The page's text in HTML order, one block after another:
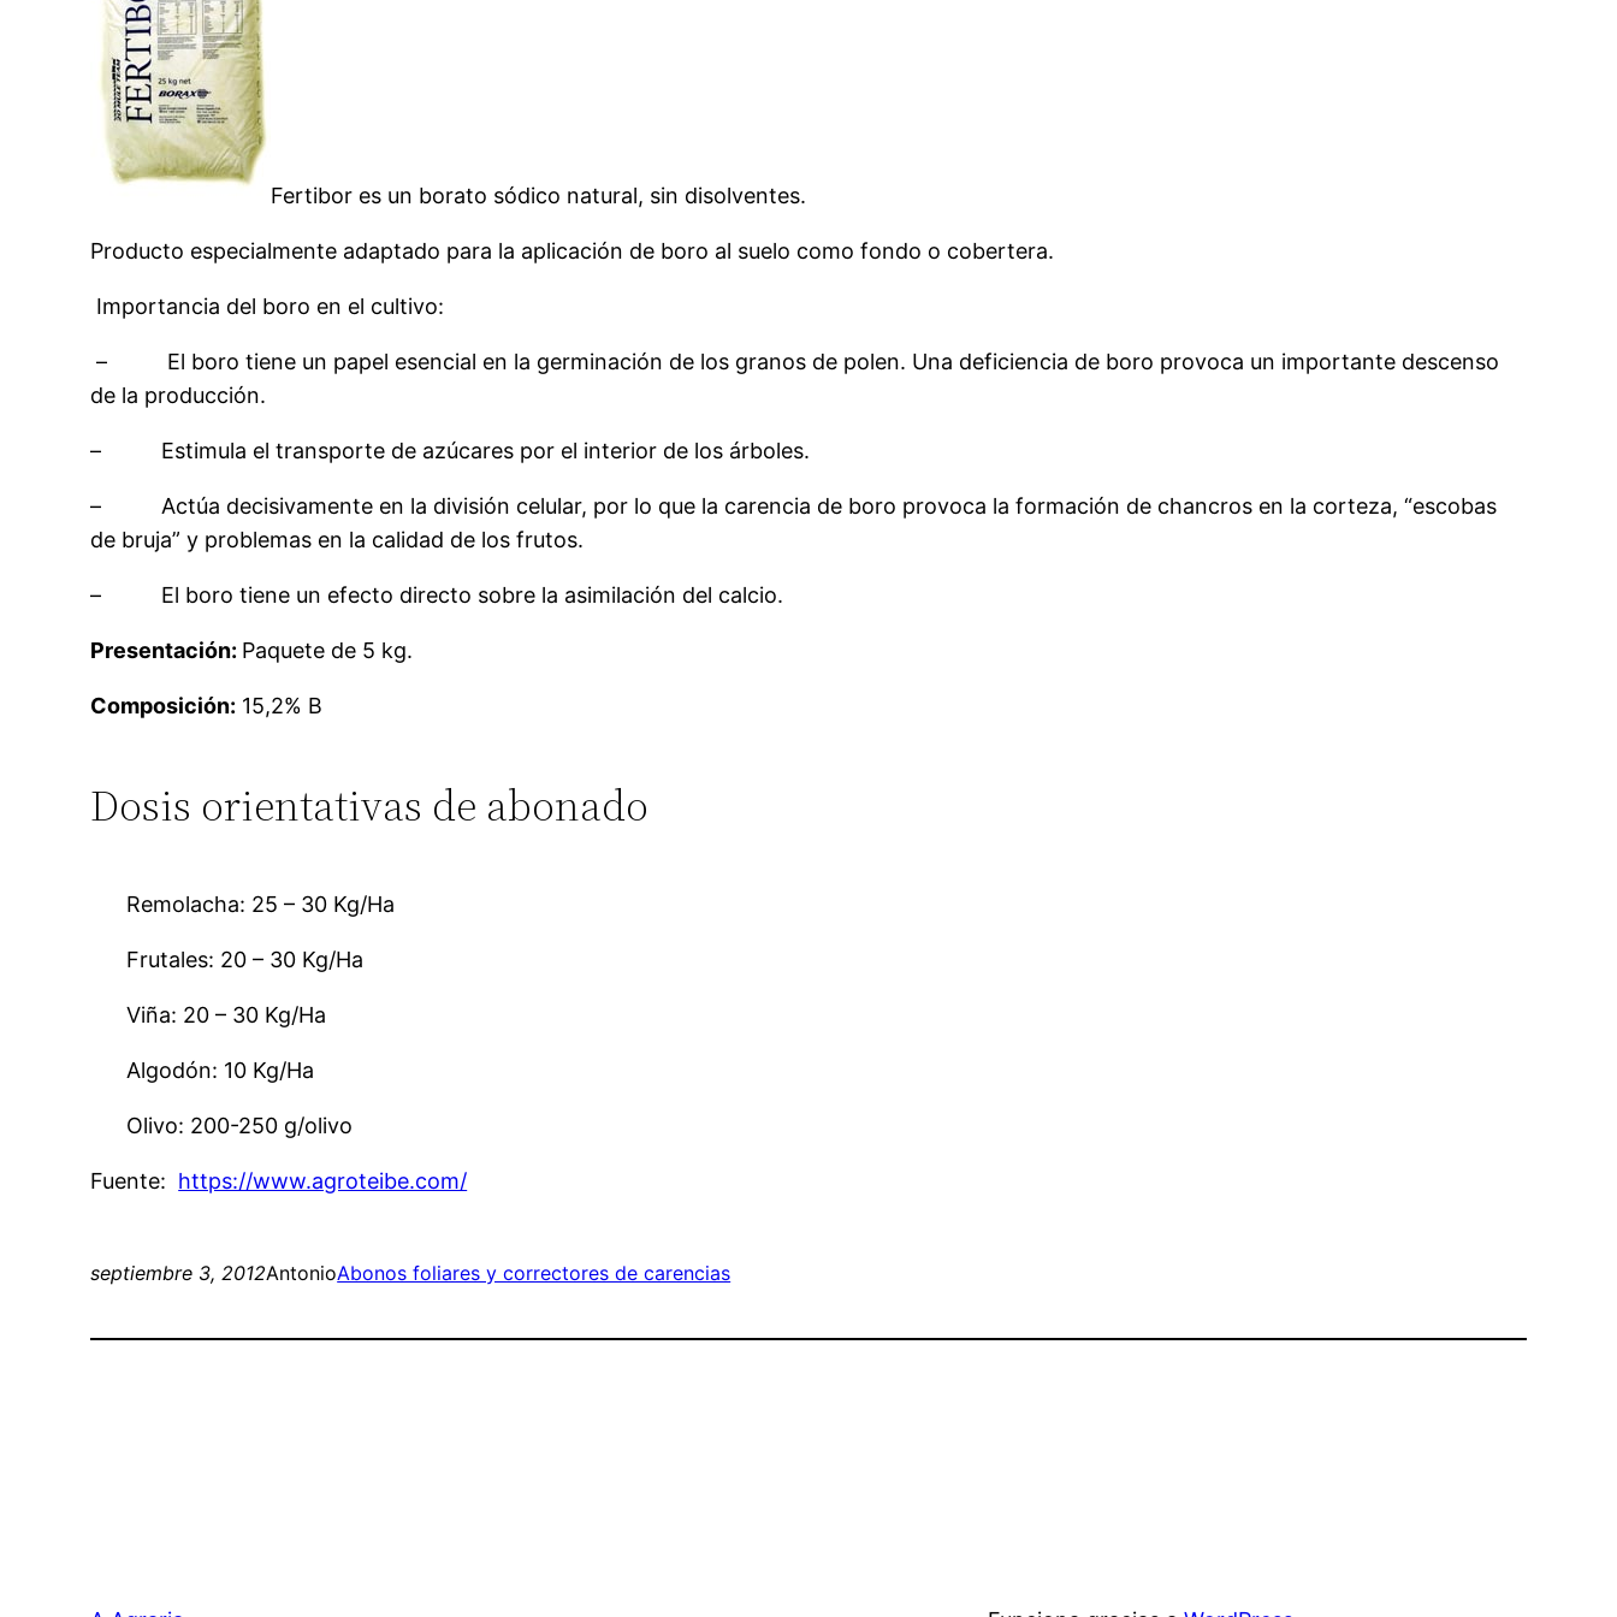
Fertibor es un borato sódico natural, sin disolventes.
Producto especialmente adaptado para la aplicación de boro al suelo como fondo o cobertera.
Importancia del boro en el cultivo:
– El boro tiene un papel esencial en la germinación de los granos de polen. Una deficiencia de boro provoca un importante descenso
de la producción.
– Estimula el transporte de azúcares por el interior de los árboles.
– Actúa decisivamente en la división celular, por lo que la carencia de boro provoca la formación de chancros en la corteza, “escobas
de bruja” y problemas en la calidad de los frutos.
– El boro tiene un efecto directo sobre la asimilación del calcio.
Presentación: Paquete de 5 kg.
Composición: 15,2% B
Dosis orientativas de abonado
Remolacha: 25 – 30 Kg/Ha
Frutales: 20 – 30 Kg/Ha
Viña: 20 – 30 Kg/Ha
Algodón: 10 Kg/Ha
Olivo: 200-250 g/olivo
Fuente: https://www.agroteibe.com/
septiembre 3, 2012AntonioAbonos foliares y correctores de carencias